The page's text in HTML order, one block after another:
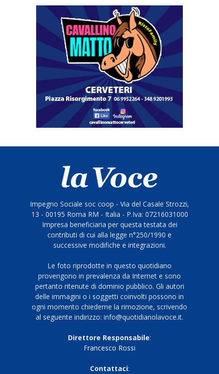
Impegno Sociale soc coop - Via del Casale Strozzi,
13 - 00195 Roma RM - Italia - P.Iva: 07216031000
Impresa beneficiaria per questa testata dei
contributi di cui alla legge n°250/1990 e
successive modifiche e integrazioni.
Le foto riprodotte in questo quotidiano
provengono in prevalenza da Internet e sono
pertanto ritenute di dominio pubblico. Gli autori
delle immagini o i soggetti coinvolti possono in
ogni momento chiederne la rimozione, scrivendo
al seguente indirizzo: info@quotidianolavoce.it.
Direttore Responsabile:
Francesco Rossi
Contattaci: